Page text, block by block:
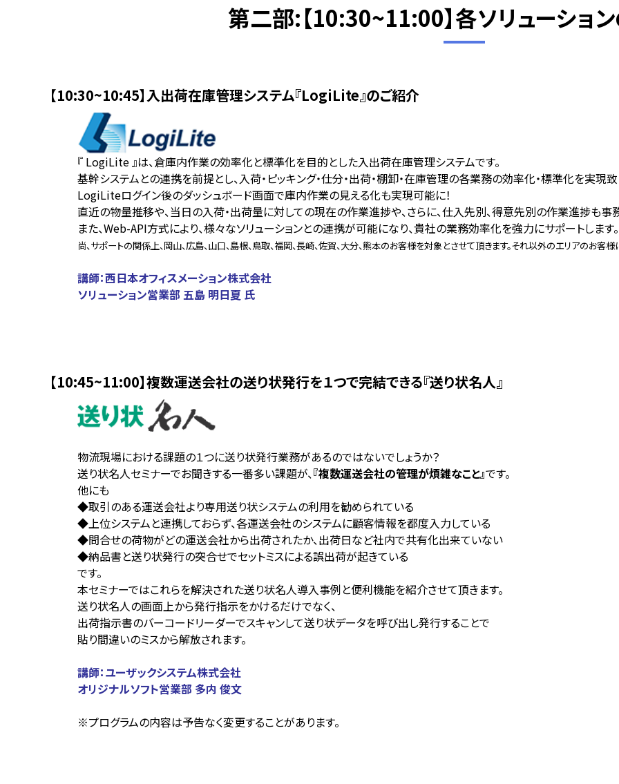
第二部:【10:30~11:00】各ソリューショ
【10:30~10:45】入出荷在庫管理システム『LogiLite』のご紹介
『 LogiLite 』は、倉庫内作業の効率化と標準化を目的とした入出荷在庫管理システムです。
基幹システムとの連携を前提とし、入荷・ピッキング・仕分・出荷・棚卸・在庫管理の各業務の効率化・標準化を実現致
LogiLiteログイン後のダッシュボード画面で庫内作業の見える化も実現可能に！
直近の物量推移や、当日の入荷・出荷量に対しての現在の作業進捗や、さらに、仕入先別、得意先別の作業進捗も
また、Web-API方式により、様々なソリューションとの連携が可能になり、貴社の業務効率化を強力にサポートします。
尚、サポートの関係上、岡山、広島、山口、島根、鳥取、福岡、長崎、佐賀、大分、熊本のお客様を対象とさせて頂きます。それ以外のエリアのお客
講師：西日本オフィスメーション株式会社
ソリューション営業部 五島 明日夏 氏
【10:45~11:00】複数運送会社の送り状発行を１つで完結できる『送り状名人』
物流現場における課題の１つに送り状発行業務があるのではないでしょうか？
送り状名人セミナーでお聞きする一番多い課題が、『複数運送会社の管理が煩雑なこと』です。
他にも
◆取引のある運送会社より専用送り状システムの利用を勧められている
◆上位システムと連携しておらず、各運送会社のシステムに顧客情報を都度入力している
◆問合せの荷物がどの運送会社から出荷されたか、出荷日など社内で共有化出来ていない
◆納品書と送り状発行の突合せでセットミスによる誤出荷が起きている
です。
本セミナーではこれらを解決された送り状名人導入事例と便利機能を紹介させて頂きます。
送り状名人の画面上から発行指示をかけるだけでなく、
出荷指示書のバーコードリーダーでスキャンして送り状データを呼び出し発行することで
貼り間違いのミスから解放されます。
講師：ユーザックシステム株式会社
オリジナルソフト営業部 多内 俊文
※プログラムの内容は予告なく変更することがあります。